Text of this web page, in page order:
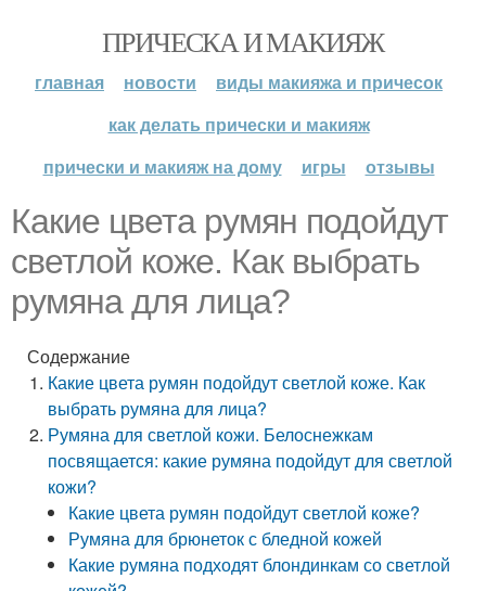
ПРИЧЕСКА И МАКИЯЖ
главная новости
виды макияжа и причесок
как делать прически и макияж
прически и макияж на дому
игры отзывы
Какие цвета румян подойдут
светлой коже. Как выбрать
румяна для лица?
Содержание
Какие цвета румян подойдут светлой коже. Как
выбрать румяна для лица?
Румяна для светлой кожи. Белоснежкам
посвящается: какие румяна подойдут для светлой
кожи?
Какие цвета румян подойдут светлой коже?
Румяна для брюнеток с бледной кожей
Какие румяна подходят блондинкам со светлой